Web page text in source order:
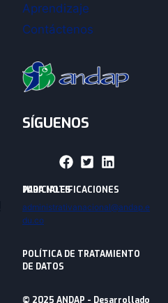
Aprendizaje
Contáctenos
SÍGUENOS
PARA NOTIFICACIONES JUDICIALES
administrativanacional@andap.e
du.co
POLÍTICA DE TRATAMIENTO
DE DATOS
© 2025 ANDAP - Desarrollado